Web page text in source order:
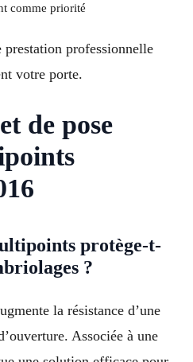
comme priorité
prestation professionnelle
votre porte.
de pose
protège-t-
?
la résistance d’une
Associée à une